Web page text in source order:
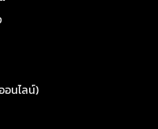
อนไลน์)